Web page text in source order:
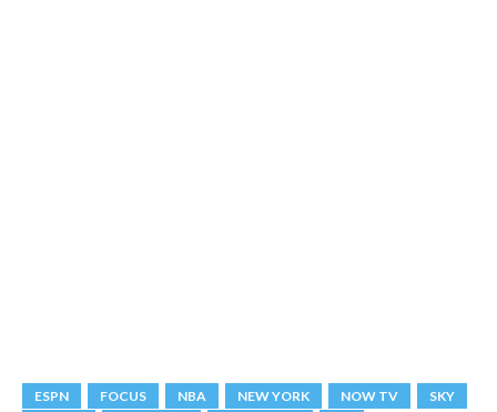
ESPN FOCUS NBA NEW YORK NOW TV
SKY